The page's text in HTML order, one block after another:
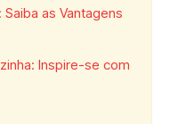
as Vantagens
Inspire-se com